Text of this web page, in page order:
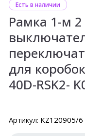
Есть в наличии
Рамка 1-м
для
40D-RSK2-
Артикул: KZ120905/6